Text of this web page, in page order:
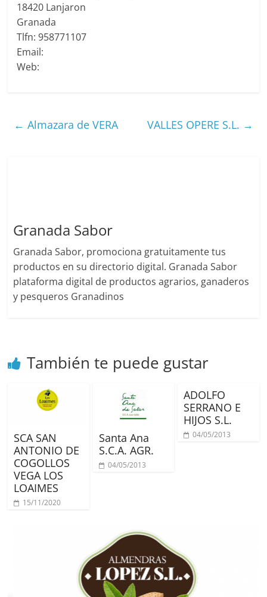
18420 Lanjaron
Granada
Tlfn: 958771107
Email:
Web:
← Almazara de VERA VALLES OPERE S.L. →
Granada Sabor
Granada Sabor, promociona gratuitamente tus
productos en su directorio digital. Granada Sabor
plataforma digital de productos agrarios, ganaderos
y pesqueros Granadinos
También te puede gustar
SCA SAN
ANTONIO DE
COGOLLOS
VEGA LOS
LOAIMES
15/11/2020
Santa Ana
S.C.A. AGR.
04/05/2013
ADOLFO
SERRANO E
HIJOS S.L.
04/05/2013